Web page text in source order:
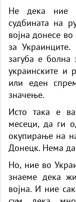
Не дека ние
судбината на
војна донесе
за
загуба е болна
украинските и
или еден
значење.
Исто така е
месеци, да ги
окупирање на
Донецк. Нема да
Но, ние во
знаеме дека
војна. И ние